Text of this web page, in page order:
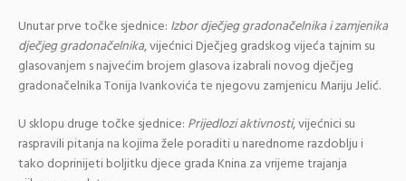
Unutar prve točke sjednice: Izbor dječjeg gradonačelnika i zamjenika
dječjeg gradonačelnika, vijećnici Dječjeg gradskog vijeća tajnim su
glasovanjem s najvećim brojem glasova izabrali novog dječjeg
gradonačelnika Tonija Ivankovića te njegovu zamjenicu Mariju Jelić.
U sklopu druge točke sjednice: Prijedlozi aktivnosti, vijećnici su
raspravili pitanja na kojima žele poraditi u narednome razdoblju i
tako doprinijeti boljitku djece grada Knina za vrijeme trajanja